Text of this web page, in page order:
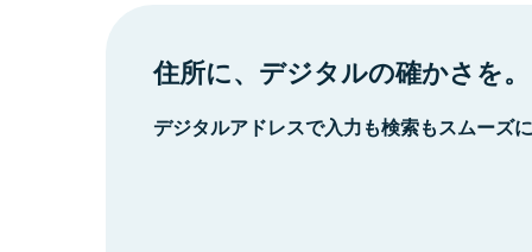
住所に、デジタルの確かさを。
デジタルアドレスで入力も検索もスムーズ